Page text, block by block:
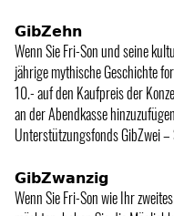
𝗚𝗶𝗯𝗭𝗲𝗵𝗻
Wenn Sie Fri-Son und seine
jährige mythische Geschichte
10.- auf den Kaufpreis der
an der Abendkasse
Unterstützungsfonds GibZwei –
𝗚𝗶𝗯𝗭𝘄𝗮𝗻𝘇𝗶𝗴
Wenn Sie Fri-Son wie Ihr